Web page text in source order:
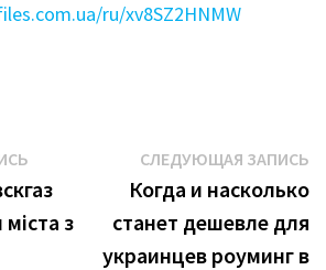
ru/xv8SZ2HNMW
запись:
з
СЛЕДУЮЩАЯ ЗАПИСЬ
Когда и насколько
станет дешевле для
украинцев роуминг в